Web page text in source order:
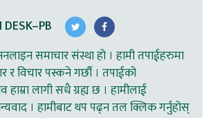
समाचार संस्था हो । हामी तपाईहरुमा
विचार पस्कने गर्छौ । तपाईको
लागी सधै ग्रह्य छ । हामीलाई
। हामीबाट थप पढ्न तल क्लिक गर्नुहोस्